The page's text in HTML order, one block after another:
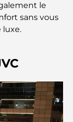
les
à Dubaï : un
Dubai (2025-
le
sans vous
luxe.